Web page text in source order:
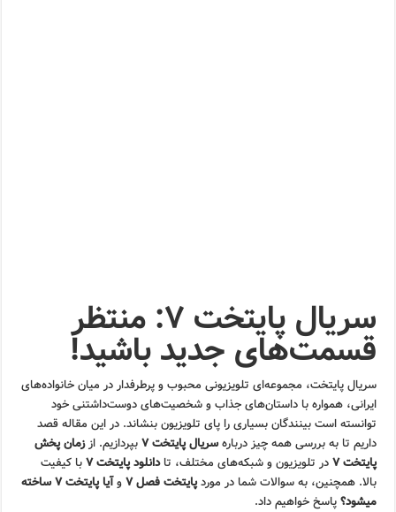
سریال پایتخت ۷: منتظر
قسمت‌های جدید باشید!
سریال پایتخت، مجموعه‌ای تلویزیونی محبوب و پرطرفدار در میان خانواده‌های
ایرانی، همواره با داستان‌های جذاب و شخصیت‌های دوست‌داشتنی خود
توانسته است بینندگان بسیاری را پای تلویزیون بنشاند. در این مقاله قصد
داریم تا به بررسی همه چیز دربارهسریال پایتخت ۷ بپردازیم. اززمان پخش
پایتخت ۷ در تلویزیون و شبکه‌های مختلف، تادانلود پایتخت ۷ با کیفیت
بالا. همچنین، به سوالات شما در موردپایتخت فصل ۷ و
آیا پایتخت ۷ ساخته
میشود؟پاسخ خواهیم داد.